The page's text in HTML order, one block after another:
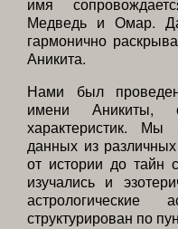
Медведь и Омар.
гармонично
Аникита.
Нами был
имени Аникиты,
характеристик.
данных из
от истории до тайн
изучались и
структурирован по